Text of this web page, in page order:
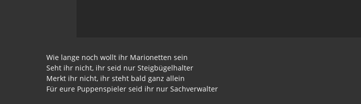
Wie lange noch wollt ihr Marionetten sein
Seht ihr nicht, ihr seid nur Steigbügelhalter
Merkt ihr nicht, ihr steht bald ganz allein
Für eure Puppenspieler seid ihr nur Sachverwalter